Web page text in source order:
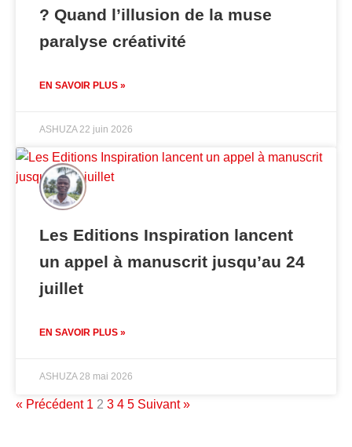
? Quand l’illusion de la muse
paralyse créativité
EN SAVOIR PLUS »
ASHUZA22 juin 2026
Les Editions Inspiration lancent
un appel à manuscrit jusqu’au 24
juillet
EN SAVOIR PLUS »
ASHUZA28 mai 2026
« Précédent 1 2 3 4 5 Suivant »